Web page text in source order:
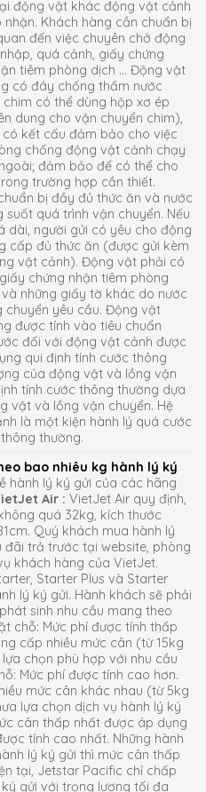
động vật khác động vật cảnh
Khách hàng cần chuẩn bị
đến việc chuyên chở động
quá cảnh, giấy chứng
tiêm phòng dịch … Động vật
có đáy chống thấm nước
có thể dùng hộp xơ ép
dung cho vận chuyển chim),
kết cấu đảm bảo cho việc
chống động vật cảnh chạy
đảm bảo để có thể cho
trường hợp cần thiết.
bị đầy đủ thức ăn và nước
quá trình vận chuyển. Nếu
dài, người gửi có yêu cho động
cấp đủ thức ăn (được gửi kèm
vật cảnh). Động vật phải có
chứng nhận tiêm phòng
những giấy tờ khác do nước
chuyển yêu cầu. Động vật
được tính vào tiêu chuẩn
đối với động vật cảnh được
qui định tính cước thông
của động vật và lồng vận
tính cước thông thường dựa
vật và lồng vận chuyển. Hệ
là một kiện hành lý quá cước
thường.
bao nhiêu kg hành lý ký
hành lý ký gửi của các hãng
Air : VietJet Air quy định,
quá 32kg, kích thước
Quý khách mua hành lý
trả trước tại website, phòng
khách hàng của VietJet.
Starter Plus và Starter
lý ký gửi. Hành khách sẽ phải
sinh nhu cầu mang theo
chỗ: Mức phí được tính thấp
cấp nhiều mức cân (từ 15kg
chọn phù hợp với nhu cầu
Mức phí được tính cao hơn.
mức cân khác nhau (từ 5kg
lựa chọn dịch vụ hành lý ký
cân thấp nhất được áp dụng
tính cao nhất. Những hành
lý ký gửi thì mức cân thấp
tại, Jetstar Pacific chỉ chấp
gửi với trọng lượng tối đa